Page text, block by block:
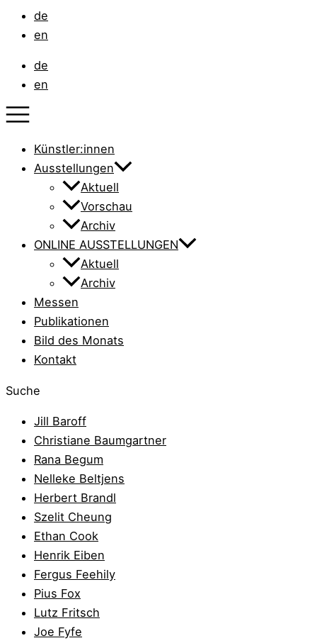
de
en
de
en
Künstler:innen
Ausstellungen
Aktuell
Vorschau
Archiv
ONLINE AUSSTELLUNGEN
Aktuell
Archiv
Messen
Publikationen
Bild des Monats
Kontakt
Suche
Jill Baroff
Christiane Baumgartner
Rana Begum
Nelleke Beltjens
Herbert Brandl
Szelit Cheung
Ethan Cook
Henrik Eiben
Fergus Feehily
Pius Fox
Lutz Fritsch
Joe Fyfe